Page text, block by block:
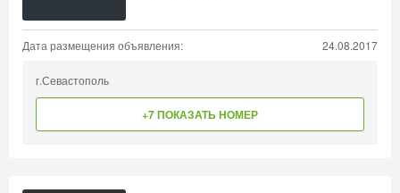
Дата размещения объявления: 24.08.2017
г.Севастополь
+7 ПОКАЗАТЬ НОМЕР